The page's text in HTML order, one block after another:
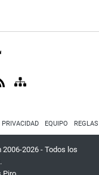
PRIVACIDAD EQUIPO
2026 - Todos los